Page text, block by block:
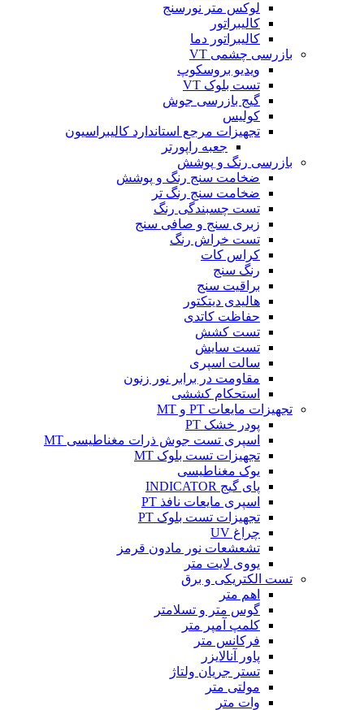
لوکس متر نورسنج
کالیبراتور
کالیبراتور دما
بازرسی چشمی VT
ویدیو بروسکوپ
تست بلوک VT
گیج بازرسی جوش
کولیس
تجهیزات مرجع استاندارد کالیبراسیون
جعبه راپورتر
بازرسی رنگ و پوشش
ضخامت سنج رنگ و پوشش
ضخامت سنج رنگ تر
تست چسبندگی رنگ
زبری سنج و صافی سنج
تست خراش رنگ
کراس کات
رنگ سنج
براقیت سنج
هالیدی دیتکتور
حفاظت کاتدی
تست کشش
تست سایش
سالت اسپری
مقاومت در برابر نور زنون
استحکام کششی
تجهیزات مایعات PT و MT
پودر خشک PT
اسپری تست جوش ذرات مغناطیسی MT
تجهیزات تست بلوک MT
یوک مغناطیسی
پای گیج INDICATOR
اسپری مایعات نافذ PT
تجهیزات تست بلوک PT
چراغ UV
تشعشعات نور مادون قرمز
یووی لایت متر
تست الکتریکی و برق
اهم متر
گوس متر و تسلامتر
کلمپ آمپر متر
فرکانس متر
پاور آنالایزر
تستر جریان ولتاژ
مولتی متر
وات متر